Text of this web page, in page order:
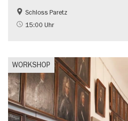
Brandenburg
Führung im Museum
Schloss Paretz
15:00 Uhr
WORKSHOP